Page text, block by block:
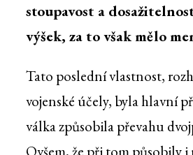
stoupavost a
výšek, za to však mělo
Tato poslední vlastnost,
vojenské účely, byla hlavní
válka způsobila převahu
Ovšem, že při tom působily i